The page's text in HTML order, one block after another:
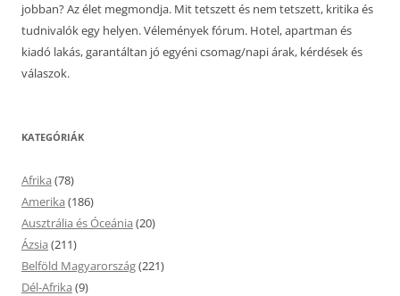
jobban? Az élet megmondja. Mit tetszett és nem tetszett, kritika és
tudnivalók egy helyen. Vélemények fórum. Hotel, apartman és
kiadó lakás, garantáltan jó egyéni csomag/napi árak, kérdések és
válaszok.
KATEGÓRIÁK
Afrika (78)
Amerika (186)
Ausztrália és Óceánia (20)
Ázsia (211)
Belföld Magyarország(221)
Dél-Afrika (9)